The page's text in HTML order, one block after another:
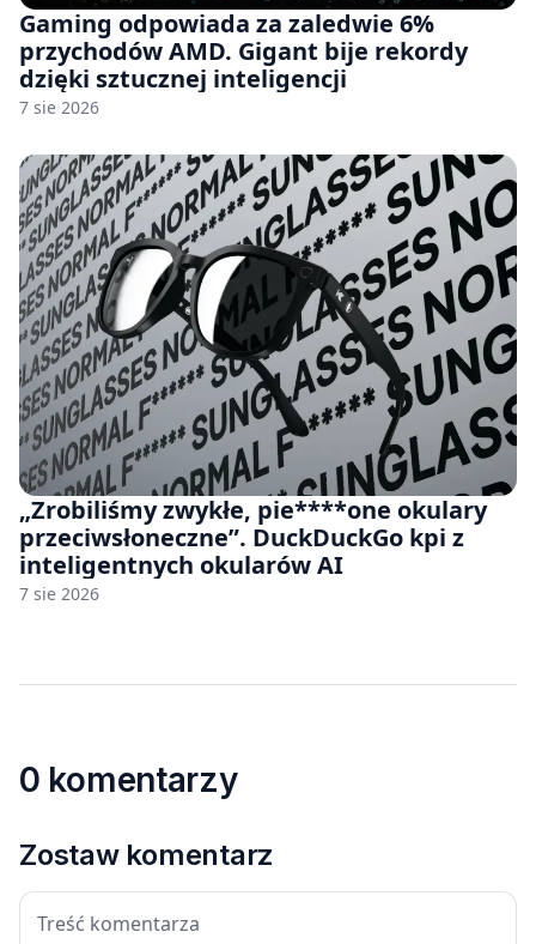
Gaming odpowiada za zaledwie 6%
przychodów AMD. Gigant bije rekordy
dzięki sztucznej inteligencji
7 sie 2026
„Zrobiliśmy zwykłe, pie****one okulary
przeciwsłoneczne”. DuckDuckGo kpi z
inteligentnych okularów AI
7 sie 2026
0 komentarzy
Zostaw komentarz